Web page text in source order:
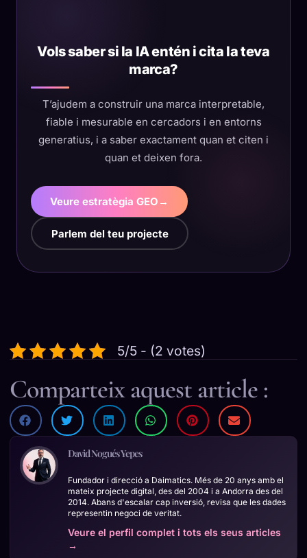
Vols saber si la IA entén i cita la teva
marca?
T’ajudem a construir una marca interpretable,
fiable i mesurable en cercadors i en entorns
generatius, i a saber exactament quan et citen i
quan et deixen fora.
Veure estratègia GEO →
Parlem del teu projecte
5/5 - (2 votes)
Comparteix aquest article :
David Nogués Yepes
Fundador i direcció a Daimatics. Més de 20 anys amb el
mateix projecte digital, des del 2004 i a Andorra des del
2014. Abans d'escalar cap inversió, revisa que les dades
representin negoci de veritat.
Veure el perfil complet i tots els seus articles
→